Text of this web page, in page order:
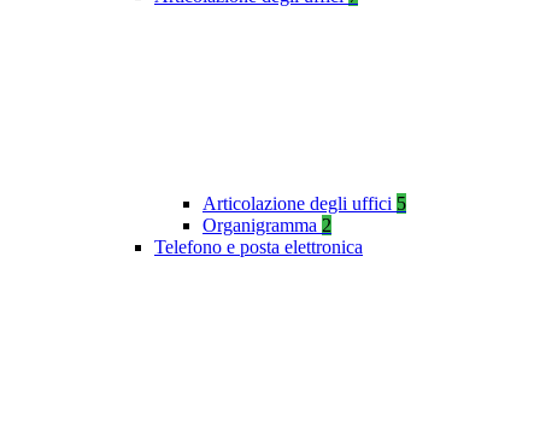
Articolazione degli uffici 5
Organigramma 2
Telefono e posta elettronica